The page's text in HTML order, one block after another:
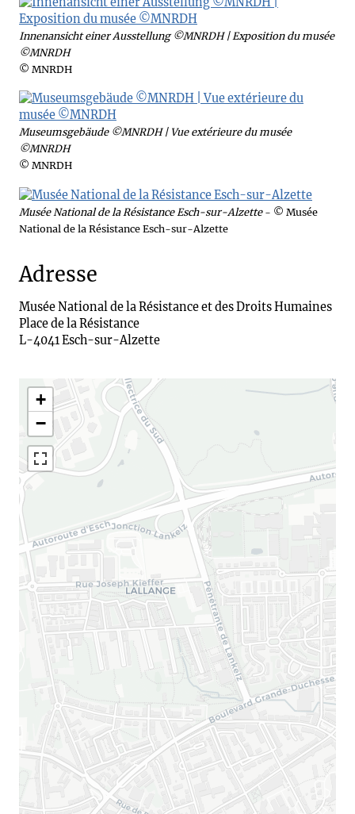
Innenansicht einer Ausstellung ©MNRDH | Exposition du musée
©MNRDH
© MNRDH
Museumsgebäude ©MNRDH | Vue extérieure du musée
©MNRDH
© MNRDH
Musée National de la Résistance Esch-sur-Alzette- © Musée
National de la Résistance Esch-sur-Alzette
Adresse
Musée National de la Résistance et des Droits Humaines
Place de la Résistance
L-4041 Esch-sur-Alzette
+
−